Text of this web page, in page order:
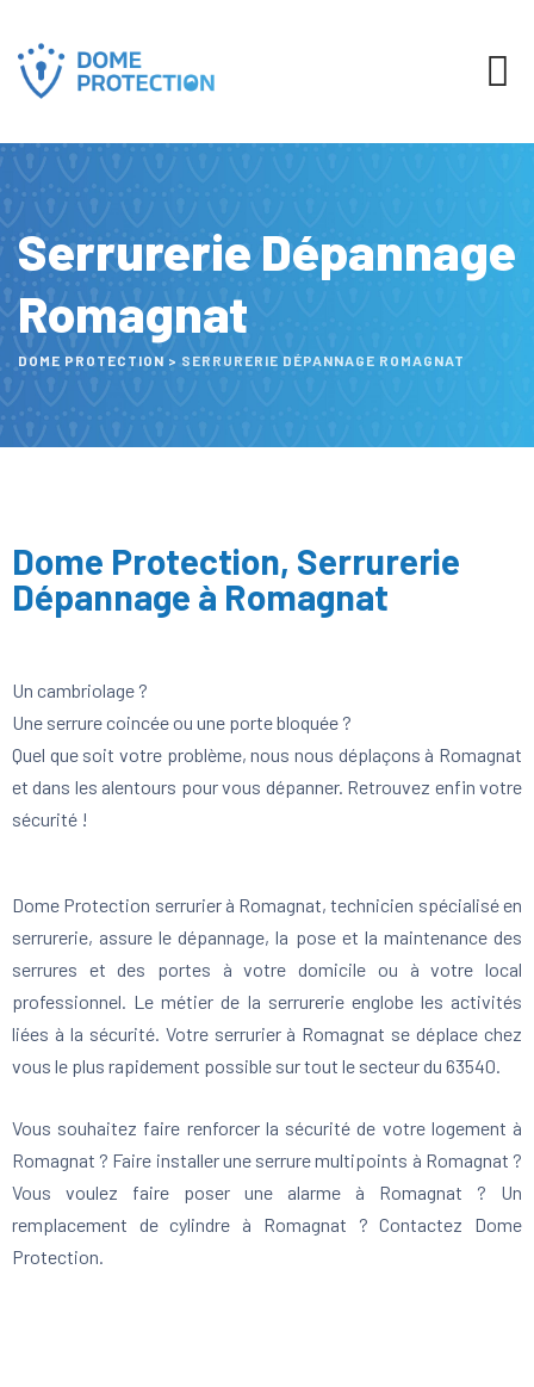
Serrurerie Dépannage
Romagnat
DOME PROTECTION > SERRURERIE DÉPANNAGE ROMAGNAT
Dome Protection, Serrurerie
Dépannage à Romagnat
Un cambriolage ?
Une serrure coincée ou une porte bloquée ?
Quel que soit votre problème, nous nous déplaçons à Romagnat
et dans les alentours pour vous dépanner. Retrouvez enfin votre
sécurité !
Dome Protection serrurier à Romagnat, technicien spécialisé en
serrurerie, assure le dépannage, la pose et la maintenance des
serrures et des portes à votre domicile ou à votre local
professionnel. Le métier de la serrurerie englobe les activités
liées à la sécurité. Votre serrurier à Romagnat se déplace chez
vous le plus rapidement possible sur tout le secteur du 63540.
Vous souhaitez faire renforcer la sécurité de votre logement à
Romagnat ? Faire installer une serrure multipoints à Romagnat ?
Vous voulez faire poser une alarme à Romagnat ? Un
remplacement de cylindre à Romagnat ? Contactez Dome
Protection.